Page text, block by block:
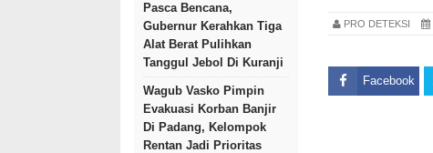
Pasca Bencana,
Gubernur Kerahkan Tiga
Alat Berat Pulihkan
Tanggul Jebol Di Kuranji
Wagub Vasko Pimpin
Evakuasi Korban Banjir
Di Padang, Kelompok
Rentan Jadi Prioritas
PRO DETEKSI
Facebook